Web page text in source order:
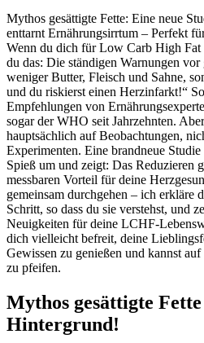
Mythos gesättigte Fette: Eine neue
enttarnt Ernährungsirrtum – Perfekt
Wenn du dich für Low Carb High Fat
du das: Die ständigen Warnungen vor
weniger Butter, Fleisch und Sahne,
und du riskierst einen Herzinfarkt!“
Empfehlungen von
sogar der WHO seit Jahrzehnten.
hauptsächlich auf Beobachtungen,
Experimenten. Eine brandneue
Spieß um und zeigt: Das Reduzieren
messbaren Vorteil für deine
gemeinsam durchgehen – ich erkläre
Schritt, so dass du sie verstehst, und
Neuigkeiten für deine LCHF-
dich vielleicht befreit, deine
Gewissen zu genießen und kannst
zu pfeifen.
Mythos gesättigte
Hintergrund!